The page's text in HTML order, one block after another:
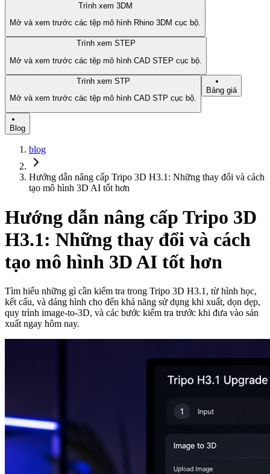
Trình xem 3DM
Mở và xem trước các tệp mô hình Rhino 3DM cục bộ.
Trình xem STEP
Mở và xem trước các tệp mô hình CAD STEP cục bộ.
Trình xem STP
Mở và xem trước các tệp mô hình CAD STP cục bộ.
Bảng giá
Blog
blog
Hướng dẫn nâng cấp Tripo 3D H3.1: Những thay đổi và cách
tạo mô hình 3D AI tốt hơn
Hướng dẫn nâng cấp Tripo 3D
H3.1: Những thay đổi và cách
tạo mô hình 3D AI tốt hơn
Tìm hiểu những gì cần kiểm tra trong Tripo 3D H3.1, từ hình học,
kết cấu, và dáng hình cho đến khả năng sử dụng khi xuất, dọn dẹp,
quy trình image-to-3D, và các bước kiểm tra trước khi đưa vào sản
xuất ngay hôm nay.